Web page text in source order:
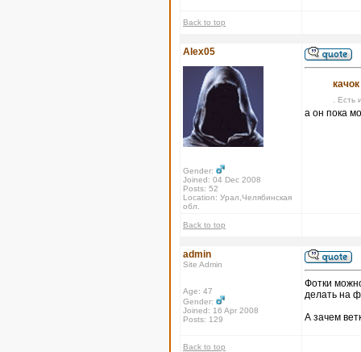
Back to top
Alex05
Gender:
Joined: 04 Dec 2008
Posts: 52
Location: Урал,Челябинская
обл.
.
а он пока
Back to top
admin
Site Admin
Age: 47
Gender:
Joined: 16 Apr 2008
Posts: 129
Фотки
делать на
А зачем
Back to top